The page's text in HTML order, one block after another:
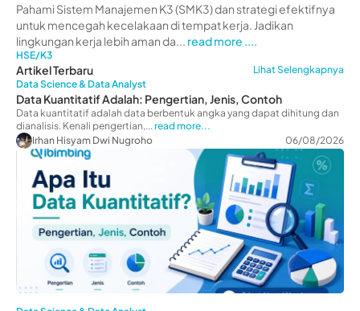
Kecelakaan Kerja
Pahami Sistem Manajemen K3 (SMK3) dan strategi efektifnya
untuk mencegah kecelakaan di tempat kerja. Jadikan
lingkungan kerja lebih aman da... read more ....
HSE/K3
Artikel Terbaru
Lihat Selengkapnya
Data Science & Data Analyst
Data Kuantitatif Adalah: Pengertian, Jenis, Contoh
Data kuantitatif adalah data berbentuk angka yang dapat dihitung dan
dianalisis. Kenali pengertian,... read more...
Irhan Hisyam Dwi Nugroho
06/08/2026